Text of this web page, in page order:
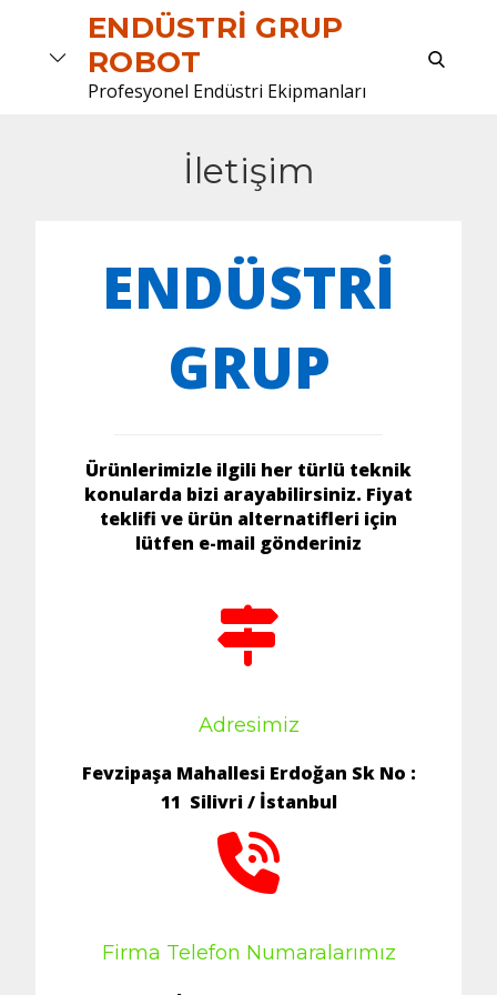
ENDÜSTRI GRUP
ROBOT
Profesyonel Endüstri Ekipmanları
search
İletişim
ENDÜSTRİ
GRUP
Ürünlerimizle ilgili her türlü teknik
konularda bizi arayabilirsiniz. Fiyat
teklifi ve ürün alternatifleri için
lütfen e-mail gönderiniz
Adresimiz
Fevzipaşa Mahallesi Erdoğan Sk No :
11 Silivri / İstanbul
Firma Telefon Numaralarımız